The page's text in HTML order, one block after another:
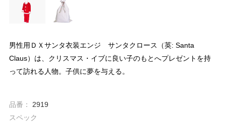
男性用ＤＸサンタ衣装エンジ サンタクロース（英: Santa
Claus）は、クリスマス・イブに良い子のもとへプレゼントを持
って訪れる人物。子供に夢を与える。
品番：
2919
スペック